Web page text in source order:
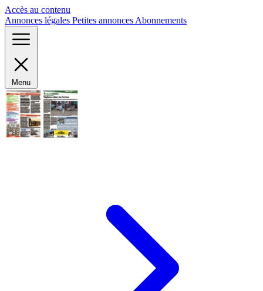
Accès au contenu
Annonces légales Petites annonces Abonnements
Menu
Panneau de gestion des cookies